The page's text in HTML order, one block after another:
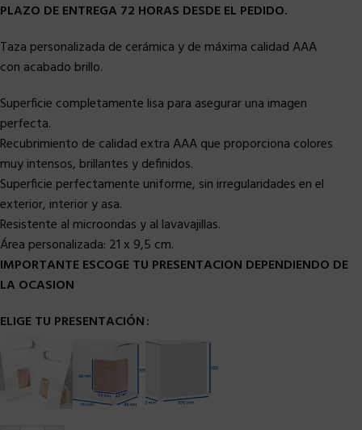
PLAZO DE ENTREGA 72 HORAS DESDE EL PEDIDO.
Taza personalizada de cerámica y de máxima calidad AAA
con acabado brillo.
Superficie completamente lisa para asegurar una imagen
perfecta.
Recubrimiento de calidad extra AAA que proporciona colores
muy intensos, brillantes y definidos.
Superficie perfectamente uniforme, sin irregularidades en el
exterior, interior y asa.
Resistente al microondas y al lavavajillas.
Área personalizada: 21 x 9,5 cm.
IMPORTANTE ESCOGE TU PRESENTACION DEPENDIENDO DE
LA OCASION
ELIGE TU PRESENTACIÓN